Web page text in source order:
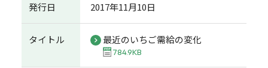
発行日 2017年11月10日
タイトル 最近のいちご需給の変化
784.9KB